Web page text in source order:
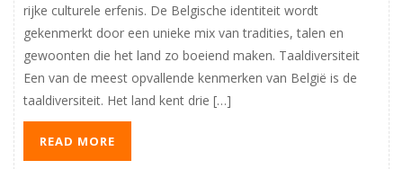
rijke culturele erfenis. De Belgische identiteit wordt
gekenmerkt door een unieke mix van tradities, talen en
gewoonten die het land zo boeiend maken. Taaldiversiteit
Een van de meest opvallende kenmerken van België is de
taaldiversiteit. Het land kent drie […]
READ MORE